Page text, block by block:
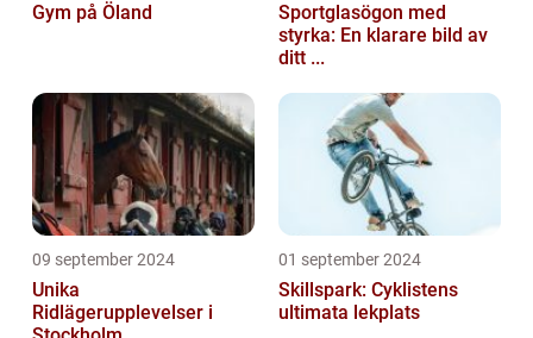
Gym på Öland
Sportglasögon med
styrka: En klarare bild av
ditt ...
09 september 2024
Unika
Ridlägerupplevelser i
01 september 2024
Skillspark: Cyklistens
ultimata lekplats